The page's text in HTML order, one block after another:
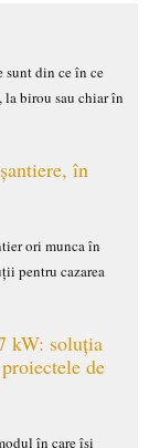
sunt din ce în ce
la birou sau chiar în
în
ori munca în
pentru cazarea
kW: soluția
de
în care își